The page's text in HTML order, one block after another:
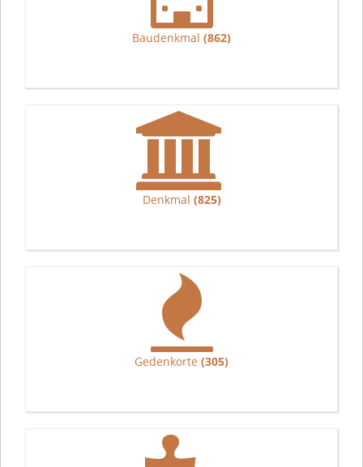
Baudenkmal (862)
Denkmal (825)
Gedenkorte (305)